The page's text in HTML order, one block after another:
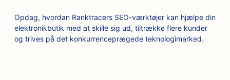
Opdag, hvordan Ranktracers SEO-værktøjer kan hjælpe din
elektronikbutik med at skille sig ud, tiltrække flere kunder
og trives på det konkurrenceprægede teknologimarked.